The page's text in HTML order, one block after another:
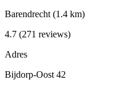
Barendrecht (1.4 km)
4.7 (271 reviews)
Adres
Bijdorp-Oost 42